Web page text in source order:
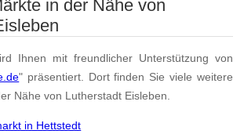
in der Nähe von
Ihnen mit freundlicher Unterstützung von
" präsentiert. Dort finden Sie viele weitere
Nähe von Lutherstadt Eisleben.
in Hettstedt